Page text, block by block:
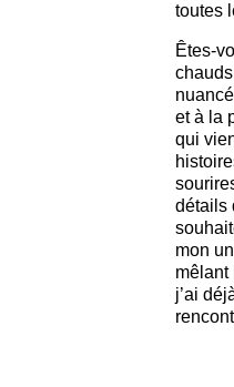
toutes
Êtes-
et à la
qui
détails
mon
mêlant
j’ai